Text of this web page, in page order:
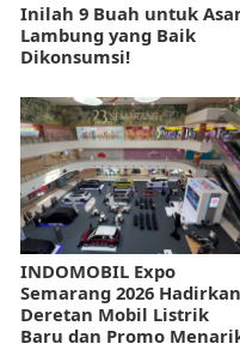
Inilah 9 Buah untuk
Lambung yang Baik
Dikonsumsi!
INDOMOBIL Expo
Semarang 2026 Hadirkan
Deretan Mobil Listrik
Baru dan Promo